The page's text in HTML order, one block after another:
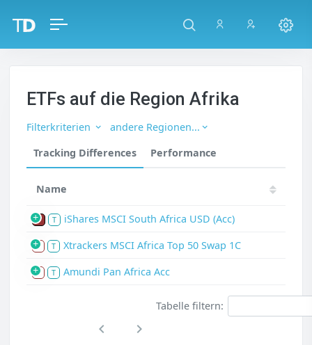
ETFs auf die Region Afrika
Filterkriterien
andere Regionen...
Tracking Differences
Performance
Name
P T iShares MSCI South Africa USD (Acc)
S T Xtrackers MSCI Africa Top 50 Swap 1C
S T Amundi Pan Africa Acc
Tabelle filtern: